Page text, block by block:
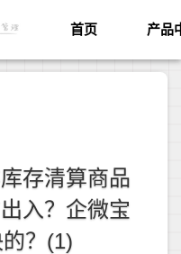
首页 产品
存清算商品
入？企微宝
？(1)